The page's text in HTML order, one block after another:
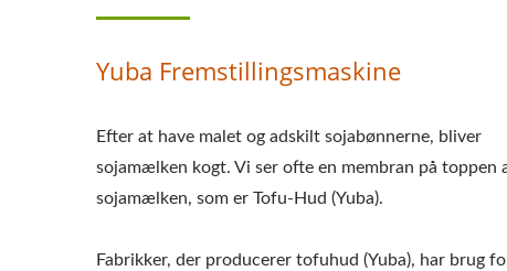
Yuba Fremstillingsmaskine
Efter at have malet og adskilt sojabønnerne, bliver
sojamælken kogt. Vi ser ofte en membran på toppen
sojamælken, som er Tofu-Hud (Yuba).
Fabrikker, der producerer tofuhud (Yuba), har brug